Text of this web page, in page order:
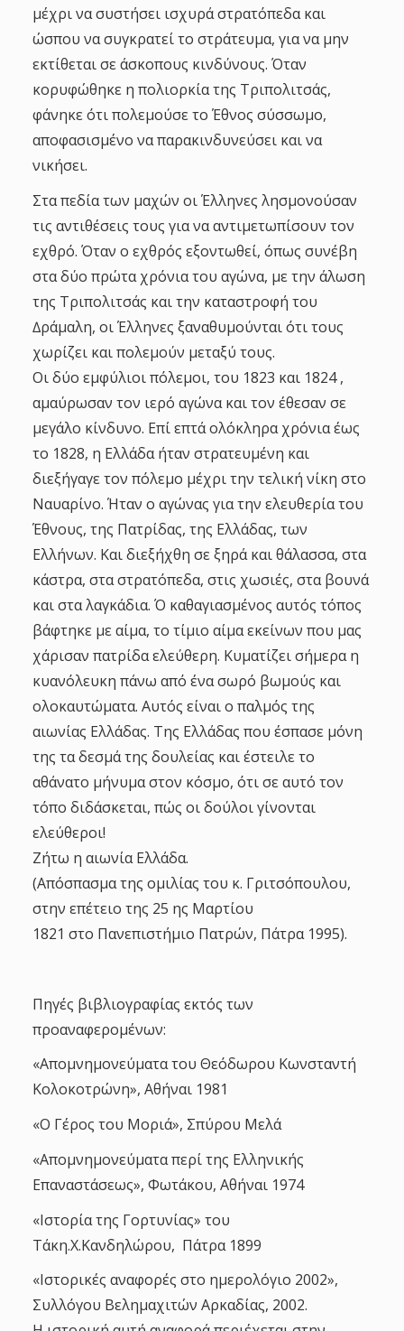
μέχρι να συστήσει ισχυρά στρατόπεδα και
ώσπου να συγκρατεί το στράτευμα, για να μην
εκτίθεται σε άσκοπους κινδύνους. Όταν
κορυφώθηκε η πολιορκία της Τριπολιτσάς,
φάνηκε ότι πολεμούσε το Έθνος σύσσωμο,
αποφασισμένο να παρακινδυνεύσει και να
νικήσει.
Στα πεδία των μαχών οι Έλληνες λησμονούσαν
τις αντιθέσεις τους για να αντιμετωπίσουν τον
εχθρό. Όταν ο εχθρός εξοντωθεί, όπως συνέβη
στα δύο πρώτα χρόνια του αγώνα, με την άλωση
της Τριπολιτσάς και την καταστροφή του
∆ράμαλη, οι Έλληνες ξαναθυμούνται ότι τους
χωρίζει και πολεμούν μεταξύ τους.
Οι δύο εμφύλιοι πόλεμοι, του 1823 και 1824 ,
αμαύρωσαν τον ιερό αγώνα και τον έθεσαν σε
μεγάλο κίνδυνο. Επί επτά ολόκληρα χρόνια έως
το 1828, η Ελλάδα ήταν στρατευμένη και
διεξήγαγε τον πόλεμο μέχρι την τελική νίκη στο
Ναυαρίνο. Ήταν ο αγώνας για την ελευθερία του
Έθνους, της Πατρίδας, της Ελλάδας, των
Ελλήνων. Και διεξήχθη σε ξηρά και θάλασσα, στα
κάστρα, στα στρατόπεδα, στις χωσιές, στα βουνά
και στα λαγκάδια. Ό καθαγιασμένος αυτός τόπος
βάφτηκε με αίμα, το τίμιο αίμα εκείνων που μας
χάρισαν πατρίδα ελεύθερη. Κυματίζει σήμερα η
κυανόλευκη πάνω από ένα σωρό βωμούς και
ολοκαυτώματα. Αυτός είναι ο παλμός της
αιωνίας Ελλάδας. Της Ελλάδας που έσπασε μόνη
της τα δεσμά της δουλείας και έστειλε το
αθάνατο μήνυμα στον κόσμο, ότι σε αυτό τον
τόπο διδάσκεται, πώς οι δούλοι γίνονται
ελεύθεροι!
Ζήτω η αιωνία Ελλάδα.
(Απόσπασμα της ομιλίας του κ. Γριτσόπουλου,
στην επέτειο της 25 ης Μαρτίου
1821 στο Πανεπιστήμιο Πατρών, Πάτρα 1995).
Πηγές βιβλιογραφίας εκτός των
προαναφερομένων:
«Απομνημονεύματα του Θεόδωρου Κωνσταντή
Κολοκοτρώνη», Αθήναι 1981
«Ο Γέρος του Μοριά», Σπύρου Μελά
«Απομνημονεύματα περί της Ελληνικής
Επαναστάσεως», Φωτάκου, Αθήναι 1974
«Ιστορία της Γορτυνίας» του
Τάκη.Χ.Κανδηλώρου, Πάτρα 1899
«Ιστορικές αναφορές στο ημερολόγιο 2002»,
Συλλόγου Βελημαχιτών Αρκαδίας, 2002.